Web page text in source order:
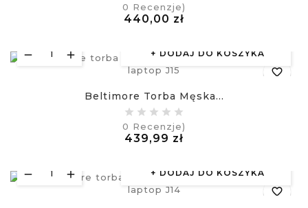
0 Recenzje)
440,00 zł
DODAJ DO KOSZYKA
favorite_border
Beltimore Torba Męska...
0 Recenzje)
439,99 zł
DODAJ DO KOSZYKA
favorite_border